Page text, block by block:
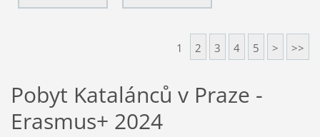
1 2 3 4 5 > >>
Pobyt Katalánců v Praze -
Erasmus+ 2024